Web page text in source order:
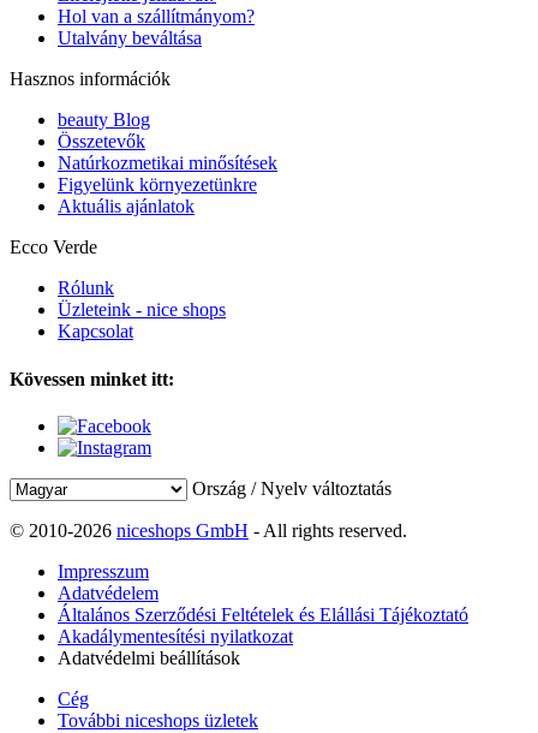
Hol van a szállítmányom?
Utalvány beváltása
Hasznos információk
beauty Blog
Összetevők
Natúrkozmetikai minősítések
Figyelünk környezetünkre
Aktuális ajánlatok
Ecco Verde
Rólunk
Üzleteink - nice shops
Kapcsolat
Kövessen minket itt:
Ország / Nyelv változtatás
© 2010-2026 niceshops GmbH - All rights reserved.
Impresszum
Adatvédelem
Általános Szerződési Feltételek és Elállási Tájékoztató
Akadálymentesítési nyilatkozat
Adatvédelmi beállítások
Cég
További niceshops üzletek